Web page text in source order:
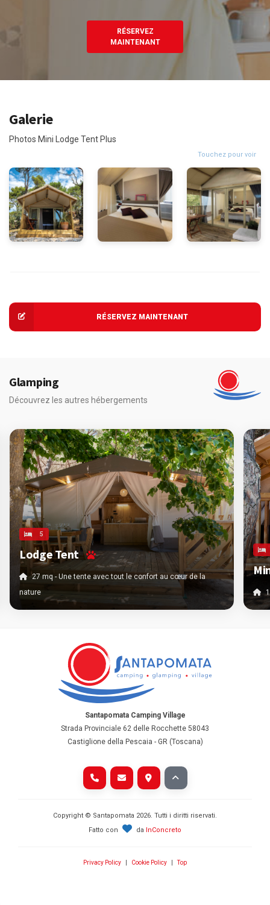
RÉSERVEZ
MAINTENANT
Galerie
Photos Mini Lodge Tent Plus
Touchez pour voir
RÉSERVEZ MAINTENANT
Glamping
Découvrez les autres hébergements
5
Lodge Tent
27 mq - Une tente avec tout le confort au cœur de la
nature
Santapomata Camping Village
Strada Provinciale 62 delle Rocchette 58043
Castiglione della Pescaia - GR (Toscana)
Copyright © Santapomata 2026. Tutti i diritti riservati.
Fatto con
da InConcreto
Privacy Policy Cookie Policy Top